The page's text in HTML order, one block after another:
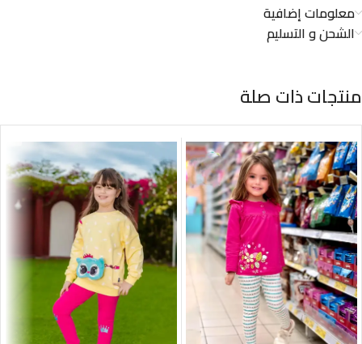
معلومات إضافية
الشحن و التسليم
منتجات ذات صلة